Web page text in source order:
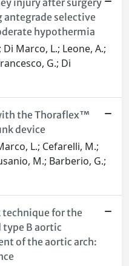
injury after surgery
antegrade selective
hypothermia
Marco, L.; Leone, A.;
G.; Di
the Thoraflex™
device
L.; Cefarelli, M.;
M.; Barberio, G.;
for the
B aortic
of the aortic arch: